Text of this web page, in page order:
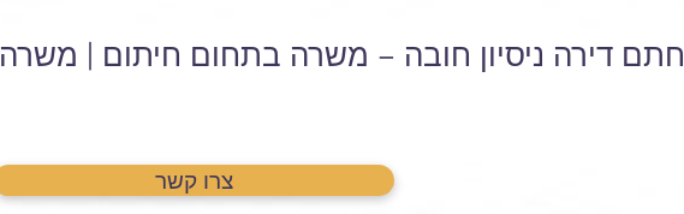
חתם דירה ניסיון חובה – משרה בתחום חיתום |
צרו קשר